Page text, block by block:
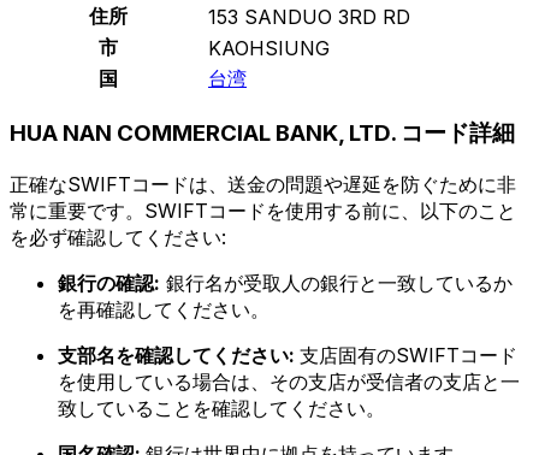
住所
153 SANDUO 3RD RD
市
KAOHSIUNG
国
台湾
HUA NAN COMMERCIAL BANK, LTD. コード詳細
正確なSWIFTコードは、送金の問題や遅延を防ぐために非
常に重要です。SWIFTコードを使用する前に、以下のこと
を必ず確認してください:
銀行の確認: 銀行名が受取人の銀行と一致しているか
を再確認してください。
支部名を確認してください: 支店固有のSWIFTコード
を使用している場合は、その支店が受信者の支店と一
致していることを確認してください。